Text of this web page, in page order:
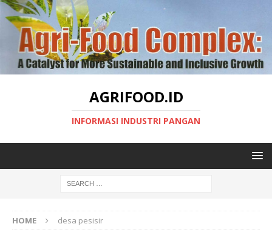
AGRIFOOD.ID
INFORMASI INDUSTRI PANGAN
HOME desa pesisir